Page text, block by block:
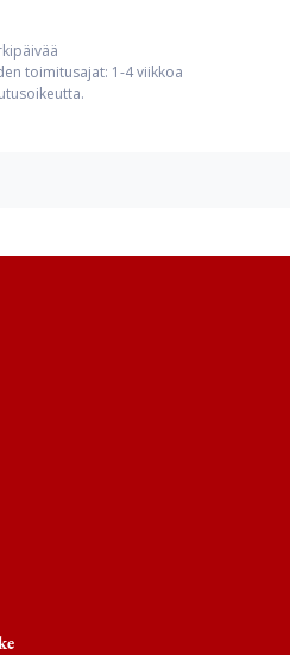
toimitusajat: 1-4 viikkoa